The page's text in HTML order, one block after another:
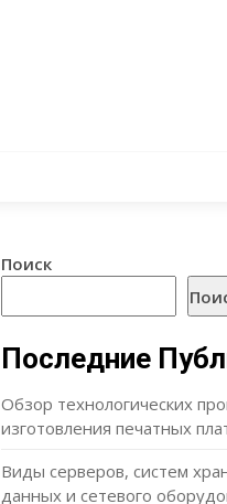
Поиск
Последние
Обзор технологических
изготовления печатных
Виды серверов, систем
данных и сетевого